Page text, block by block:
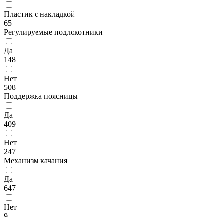
Пластик с накладкой
65
Регулируемые подлокотники
Да
148
Нет
508
Поддержка поясницы
Да
409
Нет
247
Механизм качания
Да
647
Нет